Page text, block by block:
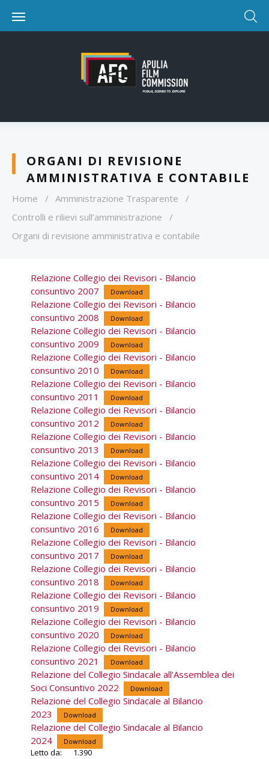
ORGANI DI REVISIONE
AMMINISTRATIVA E CONTABILE
Home / Amministrazione Trasparente
/
Controlli e rilievi sull’amministrazione
/
Organi di revisione amministrativa e contabile
Relazione Collegio dei Revisori - Bilancio
consuntivo 2007
Download
Relazione Collegio dei Revisori - Bilancio
consuntivo 2008
Download
Relazione Collegio dei Revisori - Bilancio
consuntivo 2009
Download
Relazione Collegio dei Revisori - Bilancio
consuntivo 2010
Download
Relazione Collegio dei Revisori - Bilancio
consuntivo 2011
Download
Relazione Collegio dei Revisori - Bilancio
consuntivo 2012
Download
Relazione Collegio dei Revisori - Bilancio
consuntivo 2013
Download
Relazione Collegio dei Revisori - Bilancio
consuntivo 2014
Download
Relazione Collegio dei Revisori - Bilancio
consuntivo 2015
Download
Relazione Collegio dei Revisori - Bilancio
consuntivo 2016
Download
Relazione Collegio dei Revisori - Bilancio
consuntivo 2017
Download
Relazione Collegio dei Revisori - Bilancio
consuntivo 2018
Download
Relazione Collegio dei Revisori - Bilancio
consuntivo 2019
Download
Relazione Collegio dei Revisori - Bilancio
consuntivo 2020
Download
Relazione Collegio dei Revisori - Bilancio
consuntivo 2021
Download
Relazione del Collegio Sindacale all'Assemblea dei
Soci Consuntivo 2022
Download
Relazione del Collegio Sindacale al Bilancio
2023
Download
Relazione del Collegio Sindacale al Bilancio
2024
Download
Letto da: 1.390